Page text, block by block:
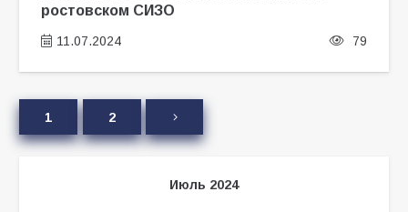
ростовском СИЗО
11.07.2024 79
1 2
Июль 2024